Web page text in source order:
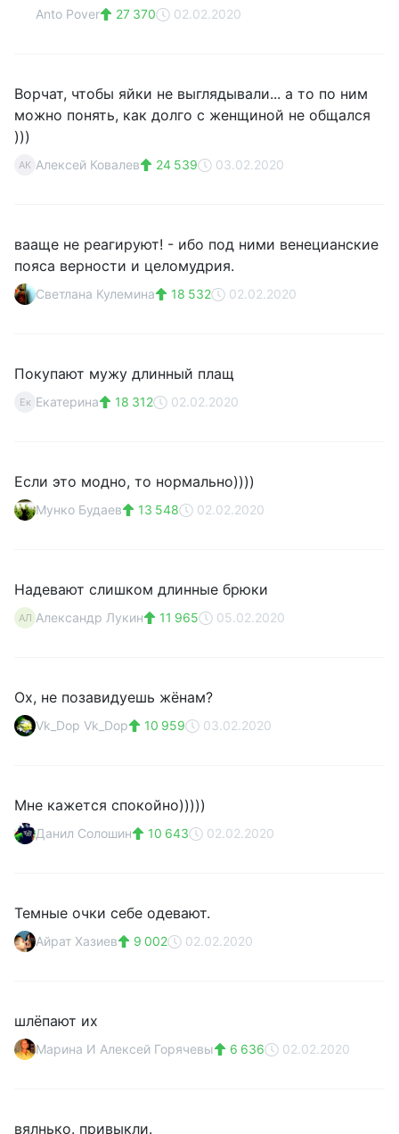
Anto Pover 27 370 02.02.2020
Ворчат, чтобы яйки не выглядывали... а то по ним
можно понять, как долго с женщиной не общался
)))
АК Алексей Ковалев 24 539 03.02.2020
вааще не реагируют! - ибо под ними венецианские
пояса верности и целомудрия.
Светлана Кулемина 18 532 02.02.2020
Покупают мужу длинный плащ
Ек Екатерина 18 312 02.02.2020
Если это модно, то нормально))))
Мунко Будаев 13 548 02.02.2020
Надевают слишком длинные брюки
АЛ Александр Лукин 11 965 05.02.2020
Ох, не позавидуешь жёнам?
Vk_Dop Vk_Dop 10 959 03.02.2020
Мне кажется спокойно)))))
Данил Солошин 10 643 02.02.2020
Темные очки себе одевают.
Айрат Хазиев 9 002 02.02.2020
шлёпают их
Марина И Алексей Горячевы 6 636 02.02.2020
вялнько. привыкли.